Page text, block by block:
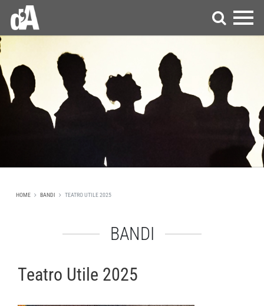
HOME BANDI TEATRO UTILE 2025
BANDI
Teatro Utile 2025